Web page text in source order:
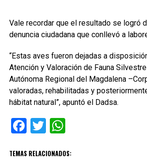
Vale recordar que el resultado se logró
denuncia ciudadana que conllevó a
“Estas aves fueron dejadas a
Atención y Valoración de Fauna
Autónoma Regional del Magdalena
valoradas, rehabilitadas y
hábitat natural”, apuntó el Dadsa.
Facebook
TwitterWhatsApp
TEMAS RELACIONADOS: